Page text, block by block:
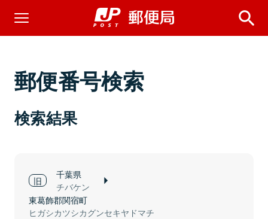
郵便番号検索
検索結果
千葉県
チバケン
東葛飾郡関宿町
ヒガシカツシカグンセキヤドマチ